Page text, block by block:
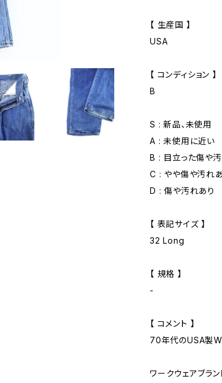
【 生産国 】
USA
【 コンディション 】
B
S : 新品、未使用
A : 未使用に近い
B : 目立った傷や
C : やや傷や汚れ
D : 傷や汚れあり
【 表記サイズ 】
32 Long
【 規格 】
-
【 コメント 】
70年代のUSA製
ワークウェアブラ